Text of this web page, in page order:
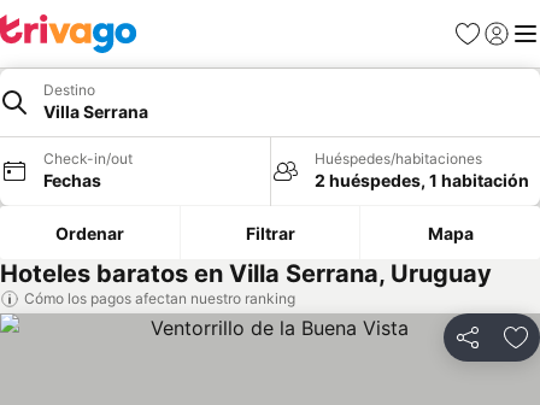
Favoritos
Iniciar
Destino
Villa Serrana
Check-in/out
Fechas
Huéspedes/habitaciones
2 huéspedes, 1 habitación
Ordenar Filtrar Mapa
Hoteles baratos en Villa Serrana, Uruguay
Cómo los pagos afectan nuestro ranking
Compartir